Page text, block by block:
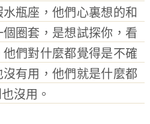
瓶座，他們心裏想的和
圈套，是想試探你，看
們對什麼都覺得是不確
有用，他們就是什麼都
沒用。